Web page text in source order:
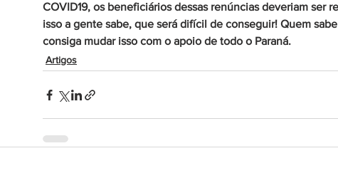
COVID19, os beneficiários dessas renúncias deveriam ser
isso a gente sabe, que será difícil de conseguir! Quem
consiga mudar isso com o apoio de todo o Paraná.
Artigos